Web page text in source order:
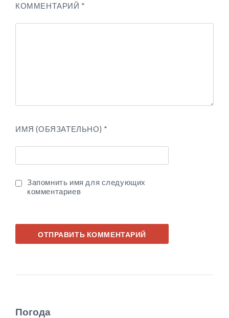
КОММЕНТАРИЙ *
ИМЯ (ОБЯЗАТЕЛЬНО) *
Запомнить имя для следующих
комментариев
Погода